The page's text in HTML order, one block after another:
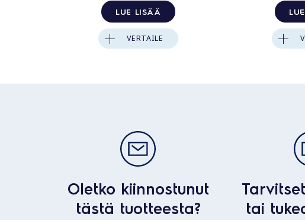
LUE LISÄÄ
VERTAILE
Oletko kiinnostunut
tästä tuotteesta?
tai